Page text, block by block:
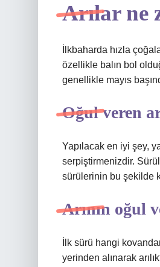
Arılar ne
İlkbaharda hızla
özellikle balın bol
genellikle mayıs
Oğul veren
Yapılacak en iyi şey,
serpiştirmenizdir.
sürülerinin bu şekilde
Arının oğul
İlk sürü hangi
yerinden alınarak